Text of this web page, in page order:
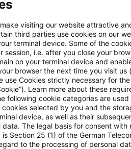
der Bank enthielten,
die vorbereiteten
mit weiteren
Finanzamt an das
hat die auf
des Angeklagten im
rechtskräftig abgeschlossen.
visiting our website attractive
third parties use cookies on our
terminal device. Some of the
session, i.e. after you close your
on your terminal device and
browser the next time you visit
use Cookies strictly necessary for
Learn more about these
following cookie categories are
cookies selected by you and the
device, as well as their
data. The legal basis for consent
is Section 25 (1) of the German
to the processing of personal